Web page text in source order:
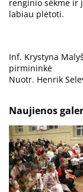
renginio sėkme ir
labiau plėtoti.
Inf. Krystyna
pirmininkė
Nuotr. Henrik
Naujienos